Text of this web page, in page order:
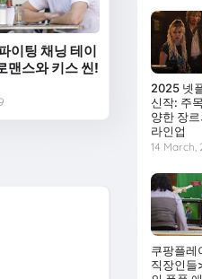
이팅 채닝 테이
맨스와 키스 씬!
2025 넷
신작: 주
양한 장
라인업
14 March,
쿠팡플레
직장인들